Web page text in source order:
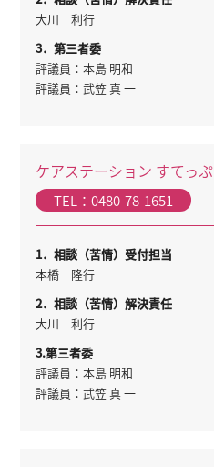
大川 利行
3．第三者委
評議員：本島 明和
評議員：武笠 真 一
ケアステーション すてっぷ
TEL：0480-78-1651
1．相談（苦情）受付担当
本橋 隆行
2．相談（苦情）解決責任
大川 利行
3.第三者委
評議員：本島 明和
評議員：武笠 真 一